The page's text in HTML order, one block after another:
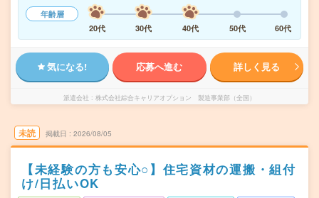
年齢層
20代
30代 40代 50代 60代
気になる! 応募へ進む 詳しく見る
派遣会社 株式会社綜合キャリアオプション 製造事業部（全国）
未読 掲載日 2026/08/05
【未経験の方も安心○】住宅資材の運搬・組付
け/日払いOK